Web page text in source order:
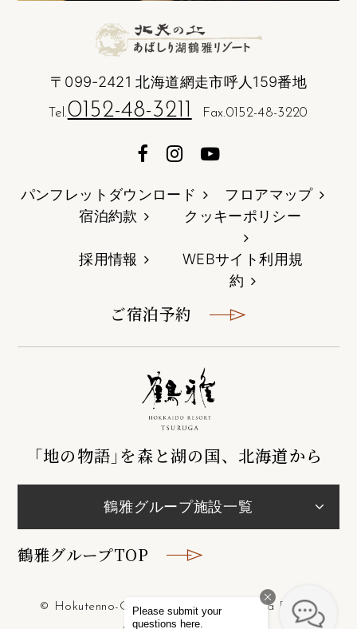
〒099-2421 北海道網走市呼人159番地
Tel.0152-48-3211 Fax.0152-48-3220
パンフレットダウンロード
フロアマップ
宿泊約款
クッキーポリシー
採用情報
WEBサイト利用規
約
ご宿泊予約
｢地の物語｣を森と湖の国、北海道から
鶴雅グループ施設一覧
鶴雅グループTOP
© Hokutenno-Oka Lake Abashiri Tsuruga Resort.
All Rights Reserved.